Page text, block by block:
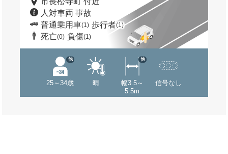
人対車両 事故
普通乗用車(1) 歩行者(1)
死亡(0) 負傷(1)
25～34歳
他
晴
幅3.5～
5.5m
他
信号なし